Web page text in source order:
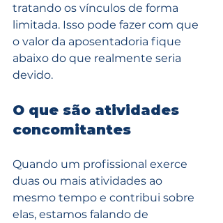
tratando os vínculos de forma
limitada. Isso pode fazer com que
o valor da aposentadoria fique
abaixo do que realmente seria
devido.
O que são atividades
concomitantes
Quando um profissional exerce
duas ou mais atividades ao
mesmo tempo e contribui sobre
elas, estamos falando de